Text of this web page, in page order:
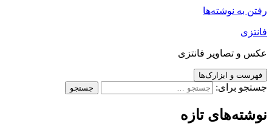
نوشته‌ها
فانتزی
و ابزارک‌ها
برای:
تازه